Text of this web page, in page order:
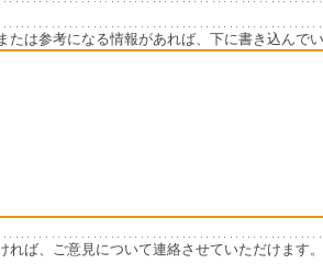
たは参考になる情報があれば、下に書き込んで
れば、ご意見について連絡させていただけます